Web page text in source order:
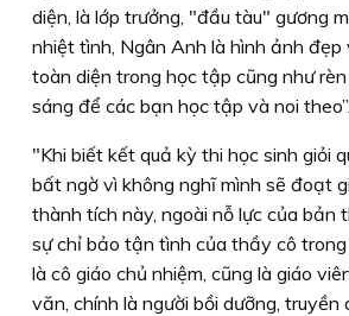
diện, là lớp trưởng, "đầu tàu" gương
nhiệt tình, Ngân Anh là hình ảnh đẹp
toàn diện trong học tập cũng như
sáng để các bạn học tập và noi theo”.
"Khi biết kết quả kỳ thi học sinh giỏi
bất ngờ vì không nghĩ mình sẽ đoạt
thành tích này, ngoài nỗ lực của bản
sự chỉ bảo tận tình của thầy cô
là cô giáo chủ nhiệm, cũng là giáo
văn, chính là người bồi dưỡng, truyền